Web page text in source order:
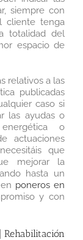
siempre con
cliente tenga
totalidad del
espacio de
relativos a las
publicadas
caso si
las ayudas o
o
actuaciones
que
mejorar la
hasta un
poneros en
y con
Rehabilitación